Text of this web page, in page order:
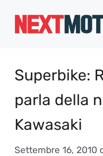
Superbike:
parla della
Kawasaki
Settembre 16, 2010